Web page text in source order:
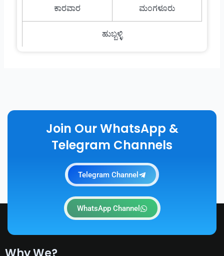
ಕಾರವಾರ ಮಂಗಳೂರು
ಹುಬ್ಬಳ್ಳಿ
Join Our WhatsApp &
Telegram Channels
Telegram Channel
WhatsApp Channel